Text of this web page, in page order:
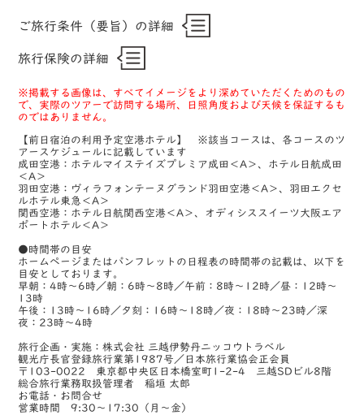
ご旅行条件（要旨）の詳細
旅行保険の詳細
※掲載する画像は、すべてイメージをより深めていただくためのもの
で、実際のツアーで訪問する場所、日照角度および天候を保証するも
のではありません。
【前日宿泊の利用予定空港ホテル】 ※該当コースは、各コースのツ
アースケジュールに記載しています
成田空港：ホテルマイステイズプレミア成田＜A＞、ホテル日航成田
＜A＞
羽田空港：ヴィラフォンテーヌグランド羽田空港＜A＞、羽田エクセ
ルホテル東急＜A＞
関西空港：ホテル日航関西空港＜A＞、オディシススイーツ大阪エア
ポートホテル＜A＞
●時間帯の目安
ホームページまたはパンフレットの日程表の時間帯の記載は、以下を
目安としております。
早朝：4時～6時／朝：6時～8時／午前：8時～12時／昼：12時～
13時
午後：13時～16時／夕刻：16時～18時／夜：18時～23時／深
夜：23時～4時
旅行企画・実施：株式会社 三越伊勢丹ニッコウトラベル
観光庁長官登録旅行業第1987号／日本旅行業協会正会員
〒103-0022 東京都中央区日本橋室町1-2-4 三越SDビル8階
総合旅行業務取扱管理者 稲垣 太郎
お電話・お問合せ
営業時間 9:30～17:30（月～金）